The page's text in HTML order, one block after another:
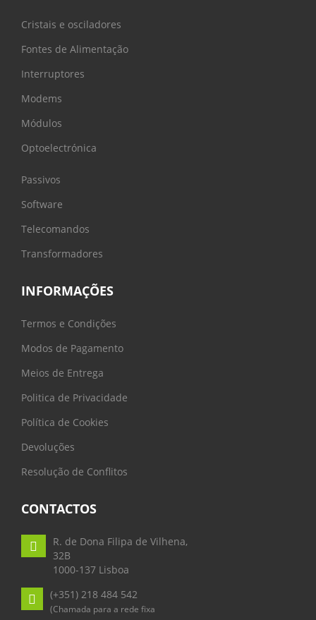
Cristais e osciladores
Fontes de Alimentação
Interruptores
Modems
Módulos
Optoelectrónica
Passivos
Software
Telecomandos
Transformadores
INFORMAÇÕES
Termos e Condições
Modos de Pagamento
Meios de Entrega
Politica de Privacidade
Política de Cookies
Devoluções
Resolução de Conflitos
CONTACTOS
R. de Dona Filipa de Vilhena,
32B
1000-137 Lisboa
(+351) 218 484 542
(Chamada para a rede fixa